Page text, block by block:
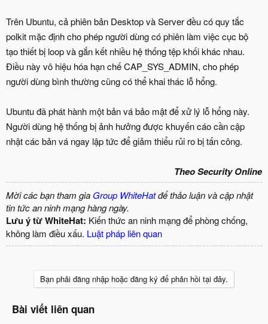
Trên Ubuntu, cả phiên bản Desktop và Server đều có quy tắc
polkit mặc định cho phép người dùng có phiên làm việc cục bộ
tạo thiết bị loop và gắn kết nhiều hệ thống tệp khối khác nhau.
Điều này vô hiệu hóa hạn chế CAP_SYS_ADMIN, cho phép
người dùng bình thường cũng có thể khai thác lỗ hổng.
Ubuntu đã phát hành một bản vá bảo mật để xử lý lỗ hổng này.
Người dùng hệ thống bị ảnh hưởng được khuyến cáo cần cập
nhật các bản vá ngay lập tức để giảm thiểu rủi ro bị tấn công.
Theo Security Online
Mời các bạn tham gia Group WhiteHatđể thảo luận và cập nhật
tin tức an ninh mạng hàng ngày.
Lưu ý từ WhiteHat: Kiến thức an ninh mạng để phòng chống,
không làm điều xấu. Luật pháp liên quan
Bạn phải đăng nhập hoặc đăng ký để phản hồi tại đây.
Bài viết liên quan